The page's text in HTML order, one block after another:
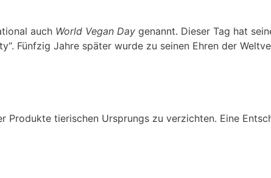
auch World Vegan Day genannt. Dieser Tag hat
Fünfzig Jahre später wurde zu seinen Ehren der
Produkte tierischen Ursprungs zu verzichten. Eine